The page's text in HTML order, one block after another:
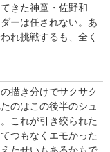
きた神童・佐野和
ーは任されない。あ
れ挑戦するも、全く
描き分けでサクサク
のはこの後半のシュ
これが引き絞られた
つもなくエモかった
たせいもあるかもで